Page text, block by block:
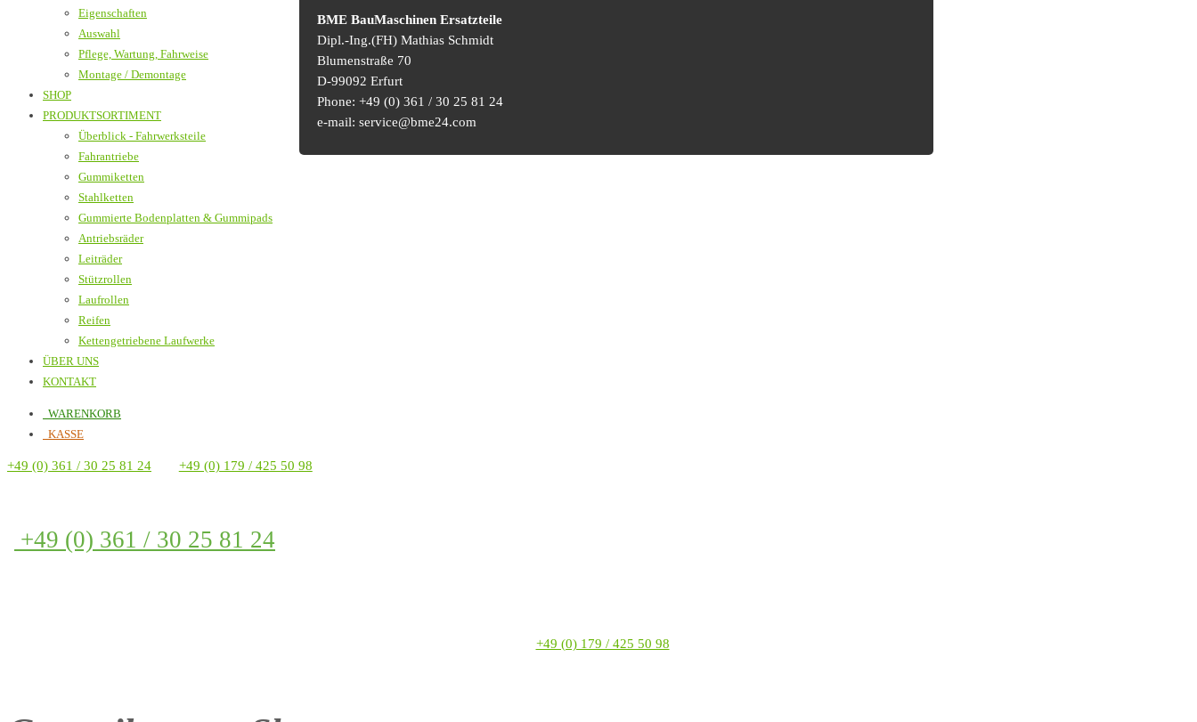
Eigenschaften
Auswahl
Pflege, Wartung, Fahrweise
Montage / Demontage
SHOP
PRODUKTSORTIMENT
Überblick - Fahrwerksteile
Fahrantriebe
Gummiketten
Stahlketten
Gummierte Bodenplatten & Gummipads
Antriebsräder
Leiträder
Stützrollen
Laufrollen
Reifen
Kettengetriebene Laufwerke
ÜBER UNS
KONTAKT
WARENKORB
KASSE
+49 (0) 361 / 30 25 81 24 +49 (0) 179 / 425 50 98
+49 (0) 361 / 30 25 81 24
+49 (0) 179 / 425 50 98
BME BauMaschinen Ersatzteile
Dipl.-Ing.(FH) Mathias Schmidt
Blumenstraße 70
D-99092 Erfurt
Phone: +49 (0) 361 / 30 25 81 24
e-mail: service@bme24.com